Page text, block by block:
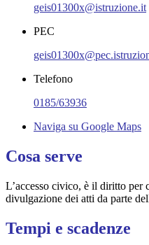
geis01300x@istruzione.it
PEC
Telefono
0185/63936
Naviga su Google Maps
Cosa serve
L’accesso civico, è il diritto per
divulgazione dei atti da parte
Tempi e scadenze